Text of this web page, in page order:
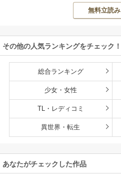
で
無料立読み
その他の人気ランキングをチェック！
総合ランキング
少女・女性
TL・レディコミ
異世界・転生
あなたがチェックした作品